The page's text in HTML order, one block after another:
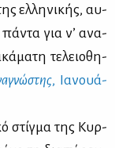
ελ­λη­νι­κής, αυ­
για ν’ ανα­
τε­λειο­θη­
, Ια­νουά­
στίγ­μα της Κυρ­